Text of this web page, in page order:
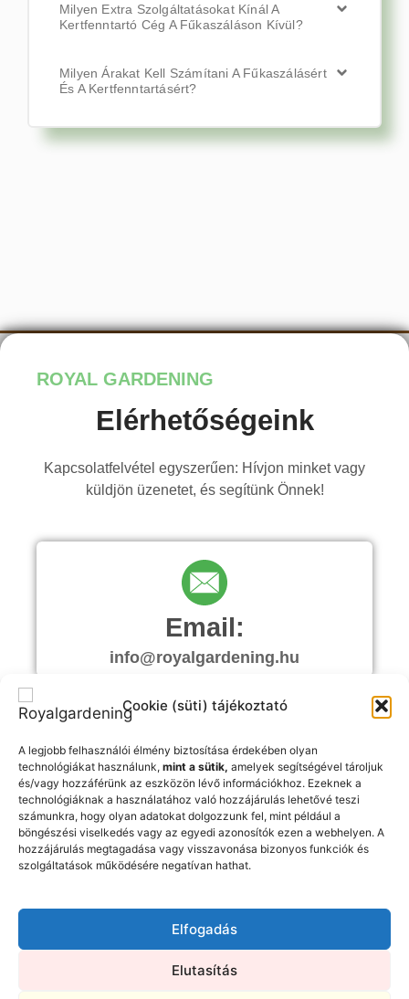
Cookie (süti) tájékoztató
A legjobb felhasználói élmény biztosítása érdekében olyan
technológiákat használunk, mint a sütik, amelyek segítségével tároljuk
és/vagy hozzáférünk az eszközön lévő információkhoz. Ezeknek a
technológiáknak a használatához való hozzájárulás lehetővé teszi
számunkra, hogy olyan adatokat dolgozzunk fel, mint például a
böngészési viselkedés vagy az egyedi azonosítók ezen a webhelyen. A
hozzájárulás megtagadása vagy visszavonása bizonyos funkciók és
szolgáltatások működésére negatívan hathat.
Elfogadás
Elutasítás
Milyen Extra Szolgáltatásokat Kínál A
Kertfenntartó Cég A Fűkaszáláson Kívül?
Milyen Árakat Kell Számítani A Fűkaszálásért
És A Kertfenntartásért?
ROYAL GARDENING
Elérhetőségeink
Kapcsolatfelvétel egyszerűen: Hívjon minket vagy
küldjön üzenetet, és segítünk Önnek!
Email:
info@royalgardening.hu
Telefon
+3630-691-1035
Ajánlatkérés
Kapcsolatfelvételi űrlap nem